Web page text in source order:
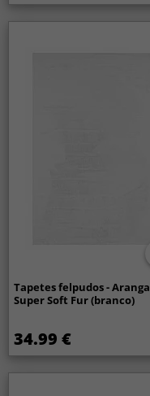
Tapetes felpudos - Aranga
Super Soft Fur (branco)
34.99 €